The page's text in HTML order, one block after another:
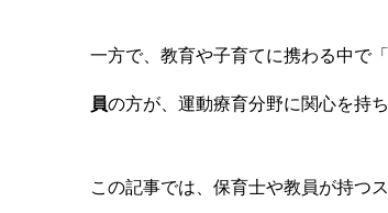
一方で、教育や子育てに携わる中で
員の方が、運動療育分野に関心を持ち
この記事では、保育士や教員が持つ